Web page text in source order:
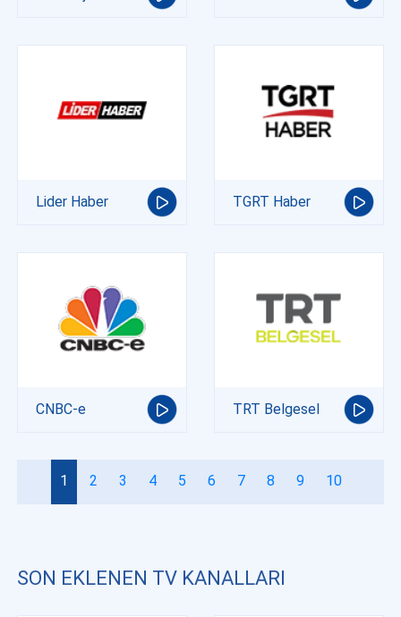
Lider Haber TGRT Haber
CNBC-e TRT Belgesel
1 2 3 4 5 6 7 8 9 10
SON EKLENEN TV KANALLARI